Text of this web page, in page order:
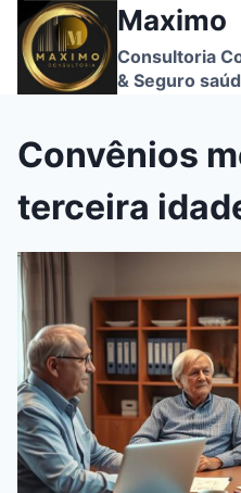
Skip
content
Maximo
Consultoria
& Seguro
Convênios
terceira